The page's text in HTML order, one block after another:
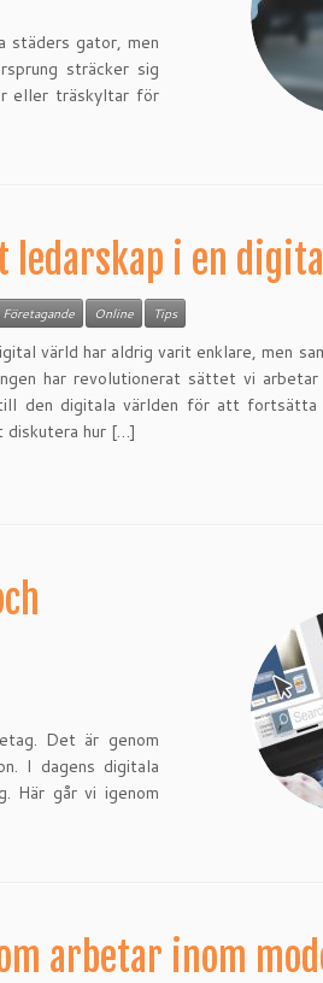
städers gator, men
sträcker sig
eller träskyltar för
ledarskap i en
Företagande Online Tips
värld har aldrig varit enklare, men
har revolutionerat sättet vi
den digitala världen för att
diskutera hur […]
Det är genom
I dagens digitala
Här går vi igenom
arbetar inom